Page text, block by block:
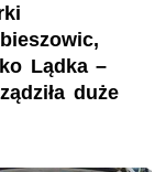
Lądka –
duże